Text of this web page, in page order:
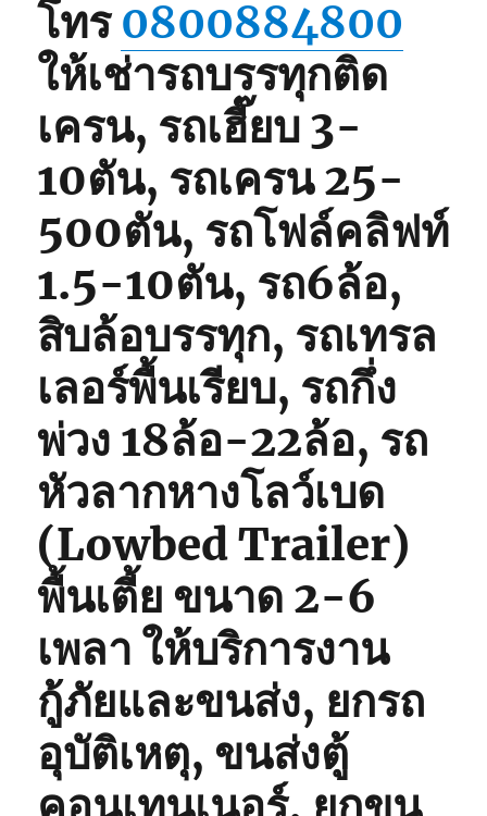
โทร0800884800
ให้เช่ารถบรรทุกติด
เครน, รถเฮี๊ยบ 3-
10ตัน, รถเครน 25-
500ตัน, รถโฟล์คลิฟท์
1.5-10ตัน, รถ6ล้อ,
สิบล้อบรรทุก, รถเทรล
เลอร์พื้นเรียบ, รถกึ่ง
พ่วง 18ล้อ-22ล้อ, รถ
หัวลากหางโลว์เบด
(Lowbed Trailer)
พื้นเตี้ย ขนาด 2-6
เพลา ให้บริการงาน
กู้ภัยและขนส่ง, ยกรถ
อุบัติเหตุ, ขนส่งตู้